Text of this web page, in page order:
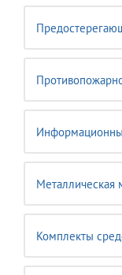
Металлическая
Комплекты